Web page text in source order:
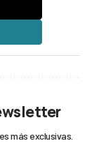
más exclusivas.